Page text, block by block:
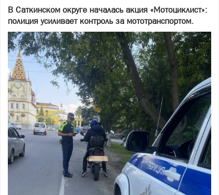
В Саткинском округе началась акция «Мотоциклист»:
полиция усиливает контроль за мототранспортом.